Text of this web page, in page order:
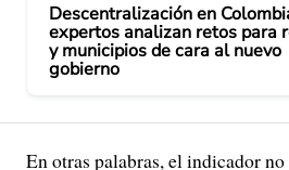
Descentralización en
expertos analizan retos para
y municipios de cara al nuevo
gobierno
En otras palabras, el indicador